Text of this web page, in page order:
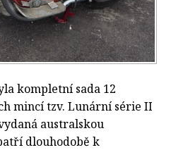
kompletní sada 12
mincí tzv. Lunární série II
australskou
dlouhodobě k